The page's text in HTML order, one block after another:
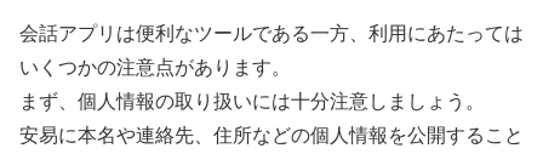
会話アプリは便利なツールである一方、利用にあたっては
いくつかの注意点があります。
まず、個人情報の取り扱いには十分注意しましょう。
安易に本名や連絡先、住所などの個人情報を公開すること